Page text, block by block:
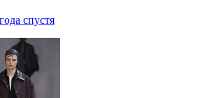
спустя